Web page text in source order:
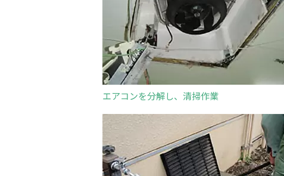
エアコンを分解し、清掃作業